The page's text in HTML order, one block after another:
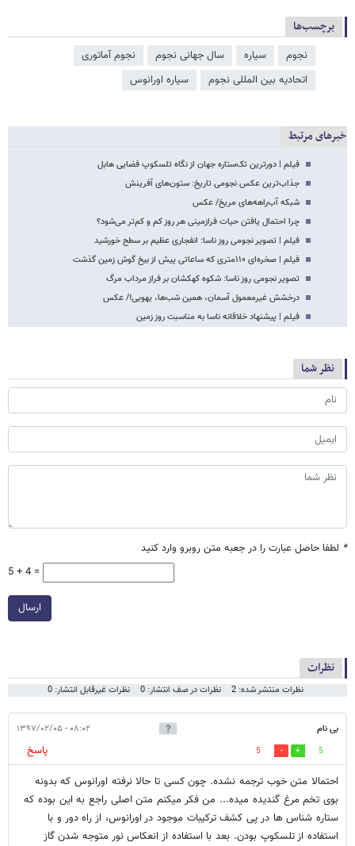
برچسب‌ها
نجوم سیاره سال جهانی نجوم
نجوم آماتوری
اتحادیه بین المللی نجوم
سیاره اورانوس
خبرهای مرتبط
فیلم | دورترین تک‌ستاره جهان از نگاه تلسکوپ فضایی هابل
جذاب‌ترین عکس نجومی تاریخ: ستون‌های آفرینش
شبکه آب‌راهه‌های مریخ/ عکس
چرا احتمال یافتن حیات فرازمینی هر روز کم و کم‌تر می‌شود؟
فیلم | تصویر نجومی روز ناسا: انفجاری عظیم بر سطح خورشید
فیلم | صخره‌ای ۱۱۰متری که ساعاتی پیش از بیخ گوش زمین گذشت
تصویر نجومی روز ناسا: شکوه کهکشان بر فراز مرداب مرگ
درخشش غیرمعمول آسمان، همین شب‌ها، یهویی!/ عکس
فیلم | پیشنهاد خلاقانه ناسا به مناسبت روز زمین
نظر شما
* لطفا حاصل عبارت را در جعبه متن روبرو وارد کنید
5 + 4 =
ارسال
نظرات
نظرات منتشر شده: 2 نظرات در صف انتشار: 0 نظرات غیرقابل انتشار: 0
بی نام ۰۸:۰۲ - ۱۳۹۷/۰۲/۰۵
5
5
پاسخ
احتمالا متن خوب ترجمه نشده. چون کسی تا حالا نرفته اورانوس که بدونه
بوی تخم مرغ گندیده میده... من فکر میکنم متن اصلی راجع به این بوده که
ستاره شناس ها در پی کشف ترکیبات موجود در اورانوس، از راه دور و با
استفاده از تلسکوپ بودن. بعد با استفاده از انعکاس نور متوجه شدن گاز